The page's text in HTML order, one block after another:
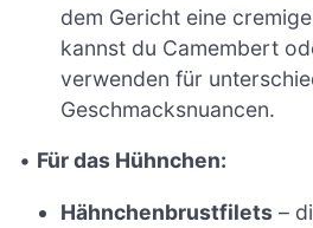
dem Gericht eine
kannst du Camembert
verwenden für
Geschmacksnuancen.
• Für das Hühnchen:
Hähnchenbrustfilets –